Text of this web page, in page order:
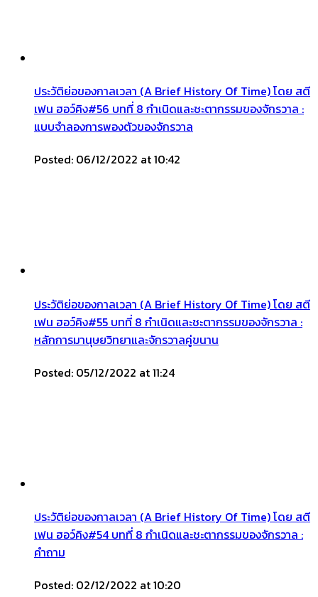
ประวัติย่อของกาลเวลา (A Brief History Of Time) โดย สตี
เฟน ฮอว์คิง#56 บทที่ 8 กำเนิดและชะตากรรมของจักรวาล :
แบบจำลองการพองตัวของจักรวาล
Posted: 06/12/2022 at 10:42
ประวัติย่อของกาลเวลา (A Brief History Of Time) โดย สตี
เฟน ฮอว์คิง#55 บทที่ 8 กำเนิดและชะตากรรมของจักรวาล :
หลักการมานุษยวิทยาและจักรวาลคู่ขนาน
Posted: 05/12/2022 at 11:24
ประวัติย่อของกาลเวลา (A Brief History Of Time) โดย สตี
เฟน ฮอว์คิง#54 บทที่ 8 กำเนิดและชะตากรรมของจักรวาล :
คำถาม
Posted: 02/12/2022 at 10:20